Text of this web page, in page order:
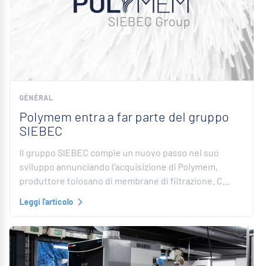
GÉNÉRAL
Polymem entra a far parte del gruppo
SIEBEC
Il gruppo SIEBEC compie un nuovo passo nel suo
sviluppo annunciando l’acquisizione di Polymem,
produttore tolosano di membrane di filtrazione. C…
Leggi l'articolo